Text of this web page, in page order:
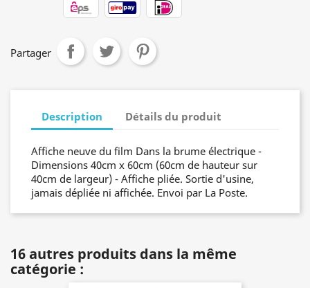
Partager
Description Détails du produit
Affiche neuve du film Dans la brume électrique -
Dimensions 40cm x 60cm (60cm de hauteur sur
40cm de largeur) - Affiche pliée. Sortie d'usine,
jamais dépliée ni affichée. Envoi par La Poste.
16 autres produits dans la même
catégorie :